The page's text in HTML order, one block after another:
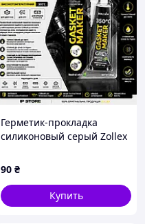
Герметик-прокладка
силиконовый серый Zollex
высокотемпературный для
двигателя и КПП 85 г
90 ₴
Купить